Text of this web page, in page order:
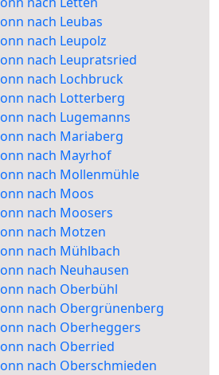
nach Leubas
nach Leupolz
nach Leupratsried
nach Lochbruck
nach Lotterberg
nach Lugemanns
nach Mariaberg
nach Mayrhof
nach Mollenmühle
nach Moos
nach Moosers
nach Motzen
nach Mühlbach
nach Neuhausen
nach Oberbühl
nach Obergrünenberg
nach Oberheggers
nach Oberried
nach Oberschmieden